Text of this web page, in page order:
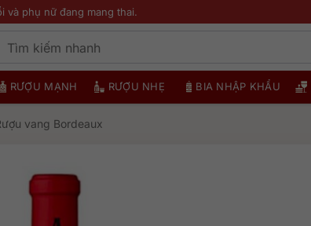
và phụ nữ đang mang thai.
RƯỢU MẠNH RƯỢU NHẸ BIA NHẬP KHẨU
vang Bordeaux